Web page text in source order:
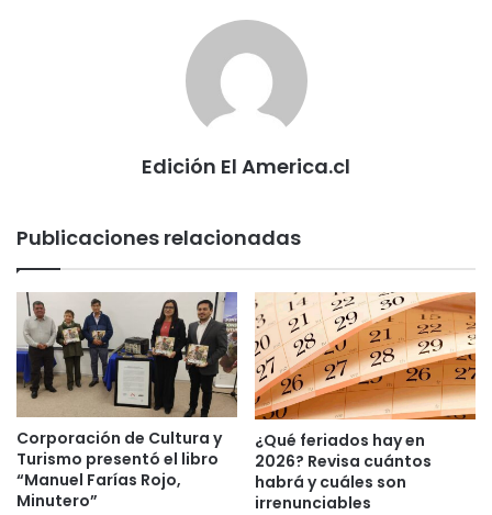
Edición El America.cl
Publicaciones relacionadas
Corporación de Cultura y
Turismo presentó el libro
“Manuel Farías Rojo,
Minutero”
¿Qué feriados hay en
2026? Revisa cuántos
habrá y cuáles son
irrenunciables